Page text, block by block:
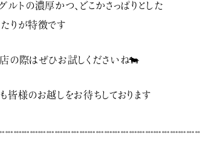
ルトの濃厚かつ、どこかさっぱりとした
りが特徴です
の際はぜひお試しくださいね🐄
皆様のお越しをお待ちしております